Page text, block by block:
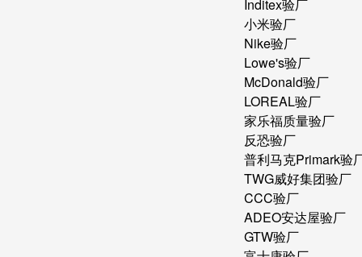
Inditex验厂
小米验厂
Nike验厂
Lowe's验厂
McDonald验厂
LOREAL验厂
家乐福质量验厂
反恐验厂
普利马克Primark验
TWG威好集团验厂
CCC验厂
ADEO安达屋验厂
GTW验厂